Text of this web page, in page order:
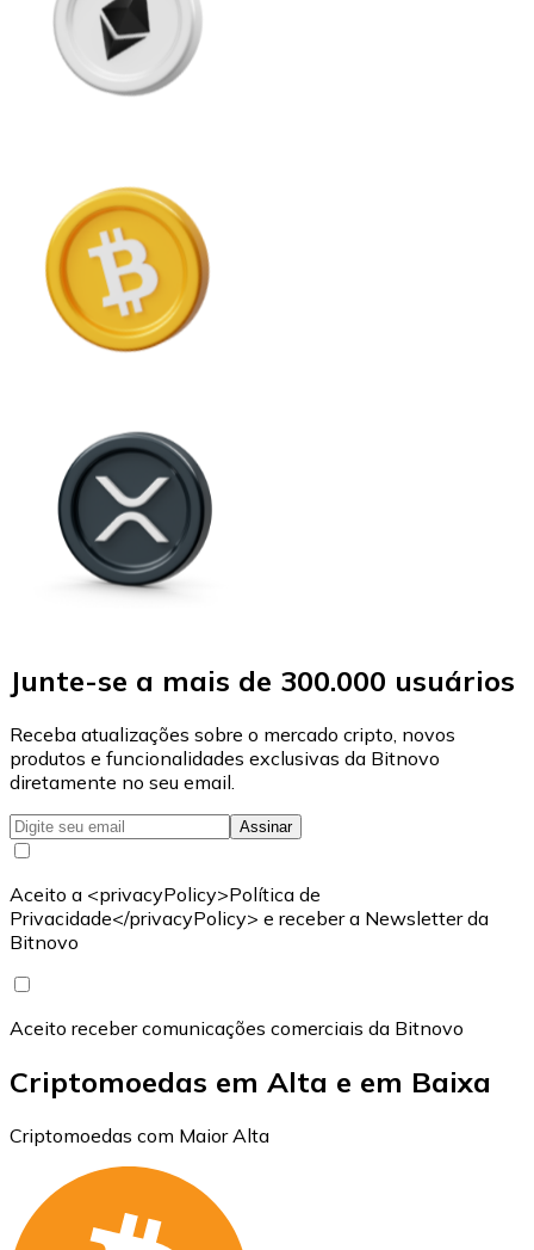
Junte-se a mais de 300.000 usuários
Receba atualizações sobre o mercado cripto, novos
produtos e funcionalidades exclusivas da Bitnovo
diretamente no seu email.
Assinar
Aceito a <privacyPolicy>Política de
Privacidade</privacyPolicy> e receber a Newsletter da
Bitnovo
Aceito receber comunicações comerciais da Bitnovo
Criptomoedas em Alta e em Baixa
Criptomoedas com Maior Alta